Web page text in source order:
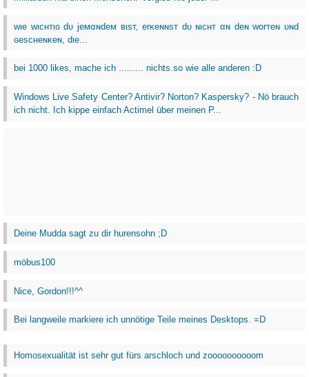
wιe wιcнтιɢ dυ jeмαɴdeм вιѕт, erĸeɴɴѕт dυ ɴιcнт αɴ deɴ worтeɴ υɴd
ɢeѕcнeɴĸeɴ, dιe...
bei 1000 likes, mache ich ......... nichts.so wie alle anderen :D
Windows Live Safety Center? Antivir? Norton? Kaspersky? - Nö brauch
ich nicht. Ich kippe einfach Actimel über meinen P...
Deine Mudda sagt zu dir hurensohn ;D
möbus100
Nice, Gordon!!!^^
Bei langweile markiere ich unnötige Teile meines Desktops. =D
Homosexualität ist sehr gut fürs arschloch und zoooooooooom